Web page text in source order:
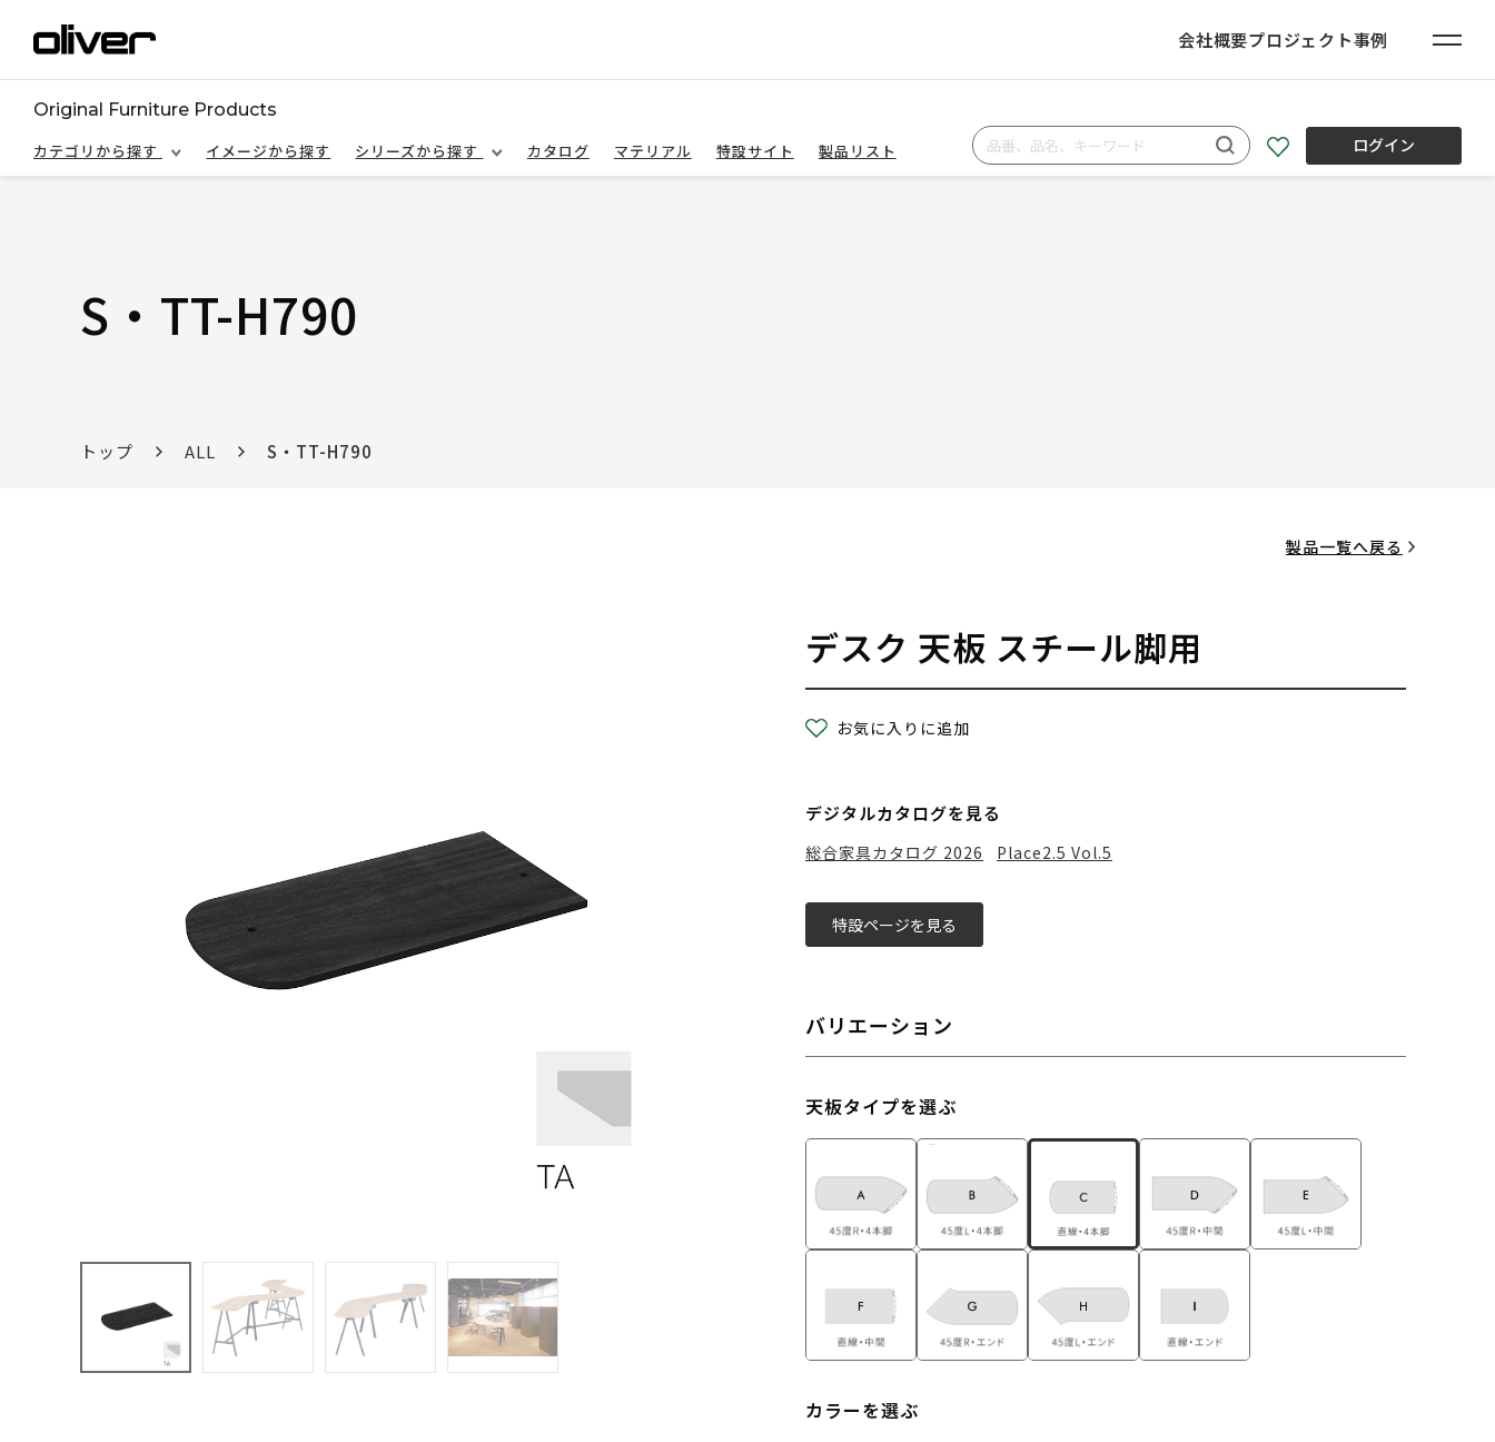
会社概要プロジェクト事例
Original Furniture Products
カテゴリから探す
イメージから探す シリーズから探す カタログ マテリアル 特設サイト 製品リスト ログイン
S・TT-H790
トップ ALL S・TT-H790
製品一覧へ戻る
デスク 天板 スチール脚用
お気に入りに追加
デジタルカタログを見る
総合家具カタログ 2026 Place2.5 Vol.5
特設ページを見る
バリエーション
天板タイプを選ぶ
カラーを選ぶ